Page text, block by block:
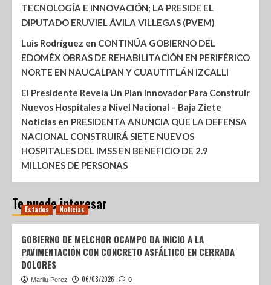
TECNOLOGÍA E INNOVACIÓN; LA PRESIDE EL
DIPUTADO ERUVIEL ÁVILA VILLEGAS (PVEM)
Luis Rodríguez en CONTINÚA GOBIERNO DEL
EDOMÉX OBRAS DE REHABILITACIÓN EN PERIFÉRICO
NORTE EN NAUCALPAN Y CUAUTITLÁN IZCALLI
El Presidente Revela Un Plan Innovador Para Construir
Nuevos Hospitales a Nivel Nacional – Baja Ziete
Noticias en PRESIDENTA ANUNCIA QUE LA DEFENSA
NACIONAL CONSTRUIRÁ SIETE NUEVOS
HOSPITALES DEL IMSS EN BENEFICIO DE 2.9
MILLONES DE PERSONAS
Te puede interesar
Estados Noticias
GOBIERNO DE MELCHOR OCAMPO DA INICIO A LA
PAVIMENTACIÓN CON CONCRETO ASFÁLTICO EN CERRADA
DOLORES
Marilu Perez 06/08/2026 0